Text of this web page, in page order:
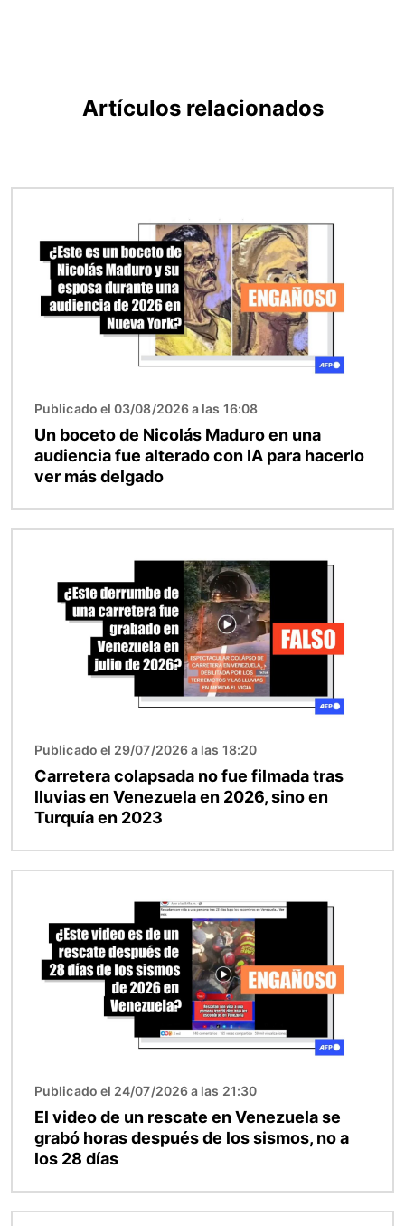
Artículos relacionados
Publicado el 03/08/2026 a las 16:08
Un boceto de Nicolás Maduro en una
audiencia fue alterado con IA para hacerlo
ver más delgado
Publicado el 29/07/2026 a las 18:20
Carretera colapsada no fue filmada tras
lluvias en Venezuela en 2026, sino en
Turquía en 2023
Publicado el 24/07/2026 a las 21:30
El video de un rescate en Venezuela se
grabó horas después de los sismos, no a
los 28 días